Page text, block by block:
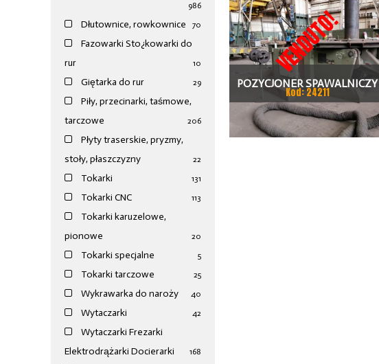
986
Dłutownice, rowkownice 70
Fazowarki Sto¿kowarki do
rur
10
Giętarka do rur 29
Piły, przecinarki, taśmowe,
tarczowe
206
Płyty traserskie, pryzmy,
stoły, płaszczyzny
22
Tokarki 131
Tokarki CNC 113
Tokarki karuzelowe,
pionowe
20
Tokarki specjalne 5
Tokarki tarczowe 25
Wykrawarka do naroży 40
Wytaczarki 42
Wytaczarki Frezarki
Elektrodrążarki Docierarki
168
POZYCJONER SPAWALNICZY
MARCHINI E PASSERINI
Kod: 24211
VENDUTO!